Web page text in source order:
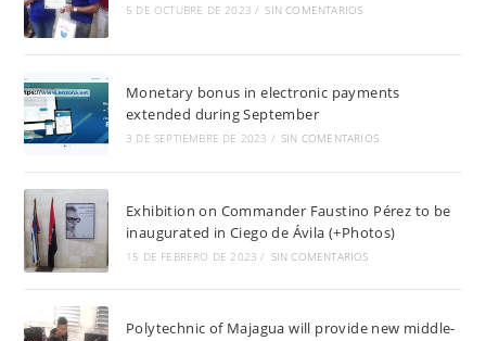
5 DE OCTUBRE DE 2023 / SIN COMENTARIOS
Monetary bonus in electronic payments
extended during September
3 DE SEPTIEMBRE DE 2023 / SIN COMENTARIOS
Exhibition on Commander Faustino Pérez to be
inaugurated in Ciego de Ávila (+Photos)
15 DE FEBRERO DE 2023 / SIN COMENTARIOS
Polytechnic of Majagua will provide new middle-